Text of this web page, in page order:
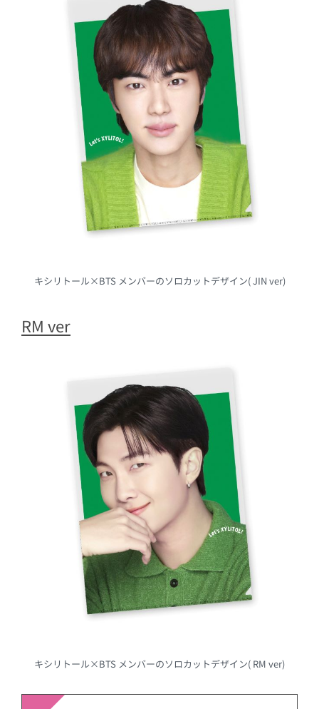
キシリトール×BTS メンバーのソロカットデザイン( JIN ver)
RM ver
キシリトール×BTS メンバーのソロカットデザイン( RM ver)